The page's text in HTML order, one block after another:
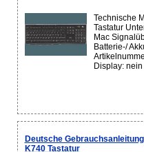
Technische
Tastatur
Mac
Batterie-/
Display:
Deutsche
K740 Tastatur